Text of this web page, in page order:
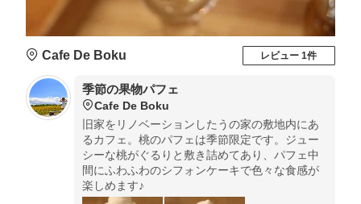
Cafe De Boku レビュー 1件
季節の果物パフェ
Cafe De Boku
旧家をリノベーションしたうの家の敷地内にあ
るカフェ。桃のパフェは季節限定です。ジュー
シーな桃がぐるりと敷き詰めてあり、パフェ中
間にふわふわのシフォンケーキで色々な食感が
楽しめます♪